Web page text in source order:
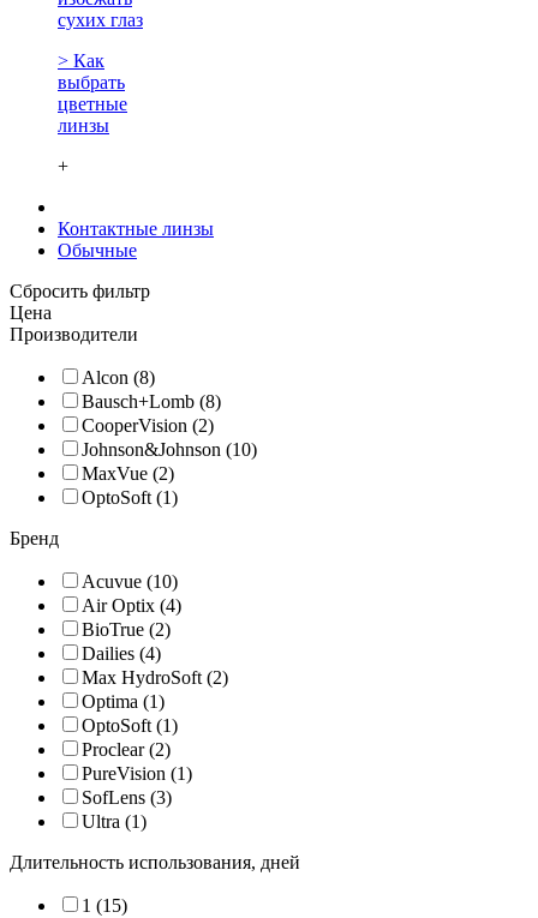
сухих глаз
> Как
выбрать
цветные
линзы
+
Контактные линзы
Обычные
Сбросить фильтр
Цена
Производители
Alcon (8)
Bausch+Lomb (8)
CooperVision (2)
Johnson&Johnson (10)
MaxVue (2)
OptoSoft (1)
Бренд
Acuvue (10)
Air Optix (4)
BioTrue (2)
Dailies (4)
Max HydroSoft (2)
Optima (1)
OptoSoft (1)
Proclear (2)
PureVision (1)
SofLens (3)
Ultra (1)
Длительность использования, дней
1 (15)